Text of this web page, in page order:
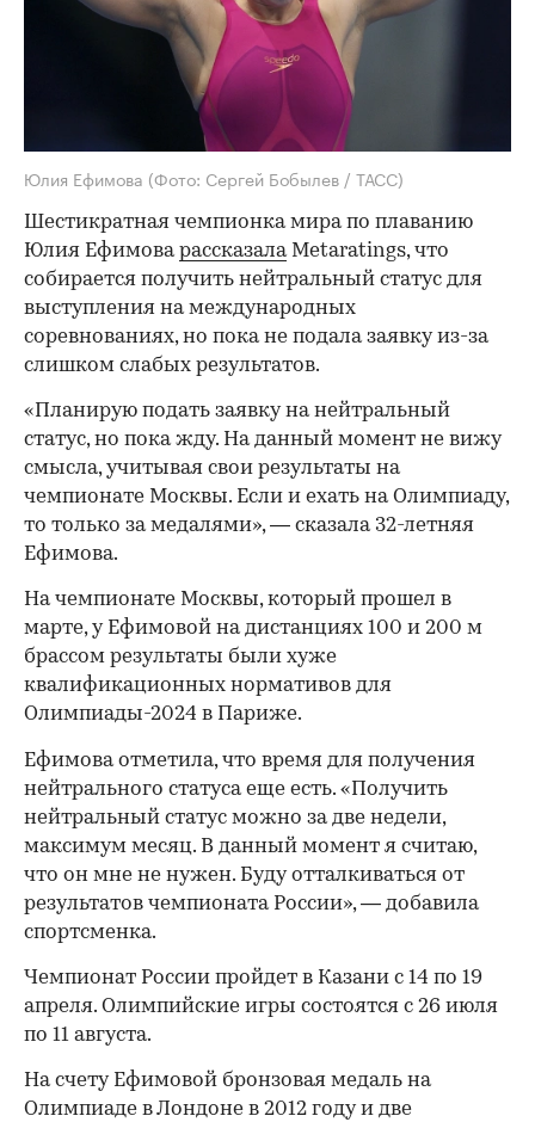
Юлия Ефимова (Фото: Сергей Бобылев / ТАСС)
Шестикратная чемпионка мира по плаванию
Юлия ЕфимоварассказалаMetaratings, что
собирается получить нейтральный статус для
выступления на международных
соревнованиях, но пока не подала заявку из-за
слишком слабых результатов.
«Планирую подать заявку на нейтральный
статус, но пока жду. На данный момент не вижу
смысла, учитывая свои результаты на
чемпионате Москвы. Если и ехать на Олимпиаду,
то только за медалями», — сказала 32-летняя
Ефимова.
На чемпионате Москвы, который прошел в
марте, у Ефимовой на дистанциях 100 и 200 м
брассом результаты были хуже
квалификационных нормативов для
Олимпиады-2024 в Париже.
00:00 00:00
Ефимова отметила, что время для получения
нейтрального статуса еще есть. «Получить
нейтральный статус можно за две недели,
максимум месяц. В данный момент я считаю,
что он мне не нужен. Буду отталкиваться от
результатов чемпионата России», — добавила
спортсменка.
Чемпионат России пройдет в Казани с 14 по 19
апреля. Олимпийские игры состоятся с 26 июля
по 11 августа.
На счету Ефимовой бронзовая медаль на
Олимпиаде в Лондоне в 2012 году и две